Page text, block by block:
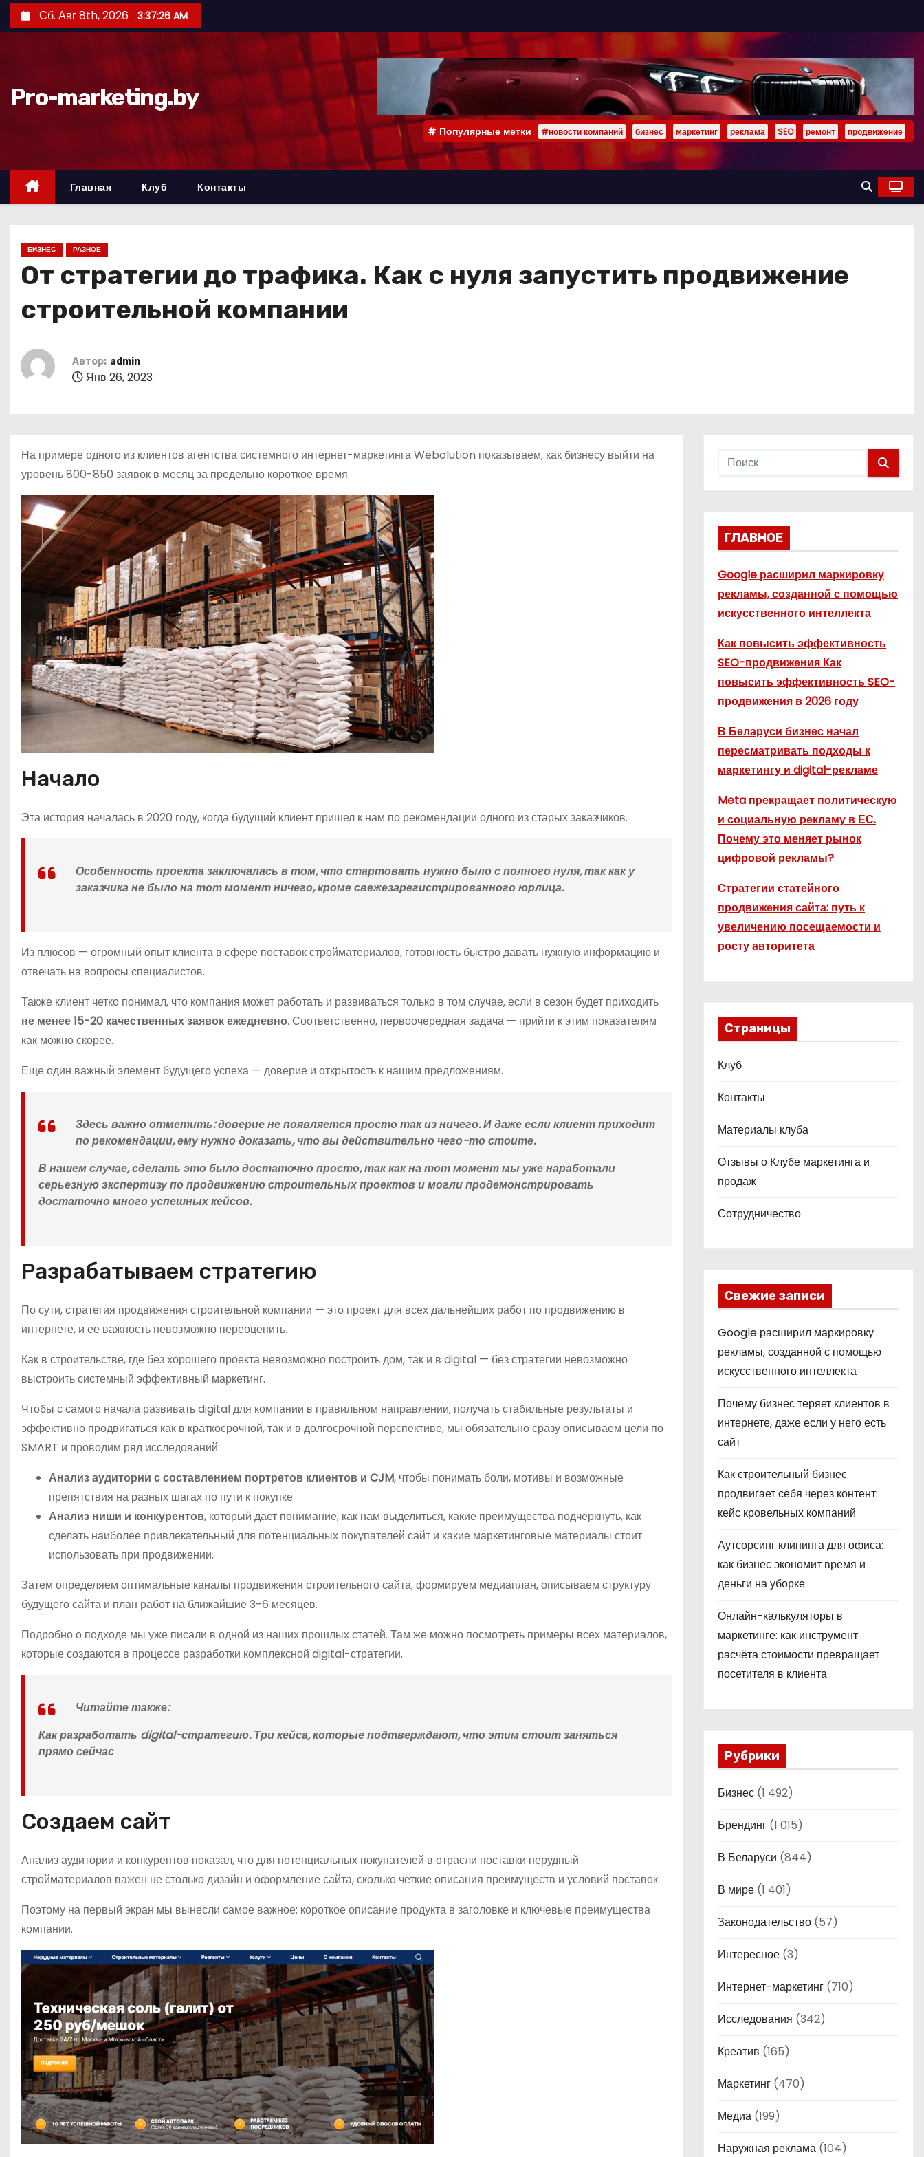
е
д
Сб. Авг 8th, 2026 3:37:27 AM
Pro-marketing.by
Популярные метки #новости компаний бизнес маркетинг реклама SEO ремонт продвижение
Главная Клуб Контакты
БИЗНЕС РАЗНОЕ
От стратегии до трафика. Как с нуля запустить продвижение
строительной компании
Автор: admin
Янв 26, 2023
На примере одного из клиентов агентства системного интернет-маркетинга Webolution показываем, как бизнесу выйти на
уровень 800-850 заявок в месяц за предельно короткое время.
Начало
Эта история началась в 2020 году, когда будущий клиент пришел к нам по рекомендации одного из старых заказчиков.
Особенность проекта заключалась в том, что стартовать нужно было с полного нуля, так как у
заказчика не было на тот момент ничего, кроме свежезарегистрированного юрлица.
Из плюсов — огромный опыт клиента в сфере поставок стройматериалов, готовность быстро давать нужную информацию и
отвечать на вопросы специалистов.
Также клиент четко понимал, что компания может работать и развиваться только в том случае, если в сезон будет приходить
не менее 15-20 качественных заявок ежедневно. Соответственно, первоочередная задача — прийти к этим показателям
как можно скорее.
Еще один важный элемент будущего успеха — доверие и открытость к нашим предложениям.
Здесь важно отметить: доверие не появляется просто так из ничего. И даже если клиент приходит
по рекомендации, ему нужно доказать, что вы действительно чего-то стоите.
В нашем случае, сделать это было достаточно просто, так как на тот момент мы уже наработали
серьезную экспертизу по продвижению строительных проектов и могли продемонстрировать
достаточно много успешных кейсов.
Разрабатываем стратегию
По сути, стратегия продвижения строительной компании — это проект для всех дальнейших работ по продвижению в
интернете, и ее важность невозможно переоценить.
Как в строительстве, где без хорошего проекта невозможно построить дом, так и в digital — без стратегии невозможно
выстроить системный эффективный маркетинг.
Чтобы с самого начала развивать digital для компании в правильном направлении, получать стабильные результаты и
эффективно продвигаться как в краткосрочной, так и в долгосрочной перспективе, мы обязательно сразу описываем цели по
SMART и проводим ряд исследований:
Анализ аудитории с составлением портретов клиентов и CJM, чтобы понимать боли, мотивы и возможные
препятствия на разных шагах по пути к покупке.
Анализ ниши и конкурентов, который дает понимание, как нам выделиться, какие преимущества подчеркнуть, как
сделать наиболее привлекательный для потенциальных покупателей сайт и какие маркетинговые материалы стоит
использовать при продвижении.
Затем определяем оптимальные каналы продвижения строительного сайта, формируем медиаплан, описываем структуру
будущего сайта и план работ на ближайшие 3-6 месяцев.
Подробно о подходе мы уже писали в одной из наших прошлых статей. Там же можно посмотреть примеры всех материалов,
которые создаются в процессе разработки комплексной digital-стратегии.
Читайте также:
Как разработать digital-стратегию. Три кейса, которые подтверждают, что этим стоит заняться
прямо сейчас
Создаем сайт
Анализ аудитории и конкурентов показал, что для потенциальных покупателей в отрасли поставки нерудный
стройматериалов важен не столько дизайн и оформление сайта, сколько четкие описания преимуществ и условий поставок.
Поэтому на первый экран мы вынесли самое важное: короткое описание продукта в заголовке и ключевые преимущества
компании.
ГЛАВНОЕ
Google расширил маркировку
рекламы, созданной с помощью
искусственного интеллекта
Как повысить эффективность
SEO-продвижения Как
повысить эффективность SEO-
продвижения в 2026 году
В Беларуси бизнес начал
пересматривать подходы к
маркетингу и digital-рекламе
Meta прекращает политическую
и социальную рекламу в ЕС.
Почему это меняет рынок
цифровой рекламы?
Стратегии статейного
продвижения сайта: путь к
увеличению посещаемости и
росту авторитета
Страницы
Клуб
Контакты
Материалы клуба
Отзывы о Клубе маркетинга и
продаж
Сотрудничество
Свежие записи
Google расширил маркировку
рекламы, созданной с помощью
искусственного интеллекта
Почему бизнес теряет клиентов в
интернете, даже если у него есть
сайт
Как строительный бизнес
продвигает себя через контент:
кейс кровельных компаний
Аутсорсинг клининга для офиса:
как бизнес экономит время и
деньги на уборке
Онлайн-калькуляторы в
маркетинге: как инструмент
расчёта стоимости превращает
посетителя в клиента
Рубрики
Бизнес (1 492)
Брендинг (1 015)
В Беларуси (844)
В мире (1 401)
Законодательство (57)
Интересное (3)
Интернет-маркетинг (710)
Исследования (342)
Креатив (165)
Маркетинг (470)
Медиа (199)
Наружная реклама (104)